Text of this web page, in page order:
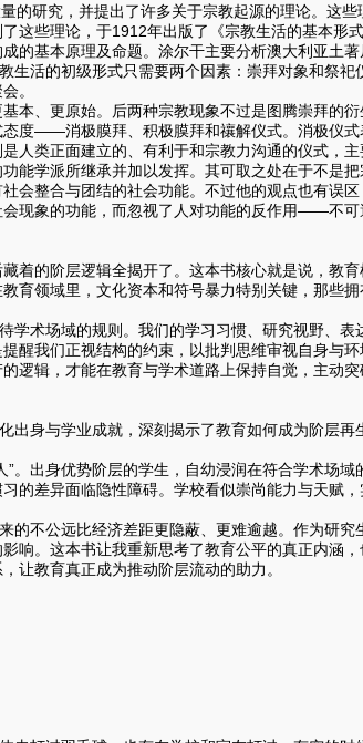
研究，并提出了许多关于宗教起源的理论。这些
这些理论，于1912年出版了《宗教生活的基本形式
的基本原理及命题。涂尔干主要分析澳大利亚土
生活的初级形式只需要两个因素：崇拜对象和祭
。
本、更原始。后两种宗教现象不过是图腾崇拜的
度——消极膜拜、积极膜拜和禳解仪式。消极仪
类正面建立的、有利于和宗教力沟通的仪式，主
能学派所继承并加以发挥。其可取之处在于不是
整合与团结的社会功能。不过他的观点也有误
现象的功能，而忽视了人对功能的反作用——不可
的阶层逻辑全揭开了。这本书核心就是说，教育
育领域里，文化资本和符号暴力特别关键，那些
学术场域的规则。我们的学习习惯、研究视野、表
醒我们正视结构的约束，以批判思维审视自身与环
逻辑，才能在教育与学术道路上保持自觉，主动
身与学业成就，深刻揭示了教育如何成为阶层再
。出身优势阶层的学生，自幼浸润在符合学术场
的差异面临隐性障碍。学校看似崇尚能力与天赋
的不公远比经济差距更隐蔽、更难逾越。作为研
响。这本书让我重新思考了教育公平的真正内涵
让教育真正成为推动阶层流动的助力。